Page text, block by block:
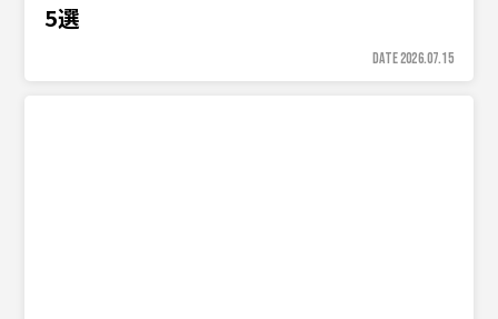
5選
DATE 2026.07.15